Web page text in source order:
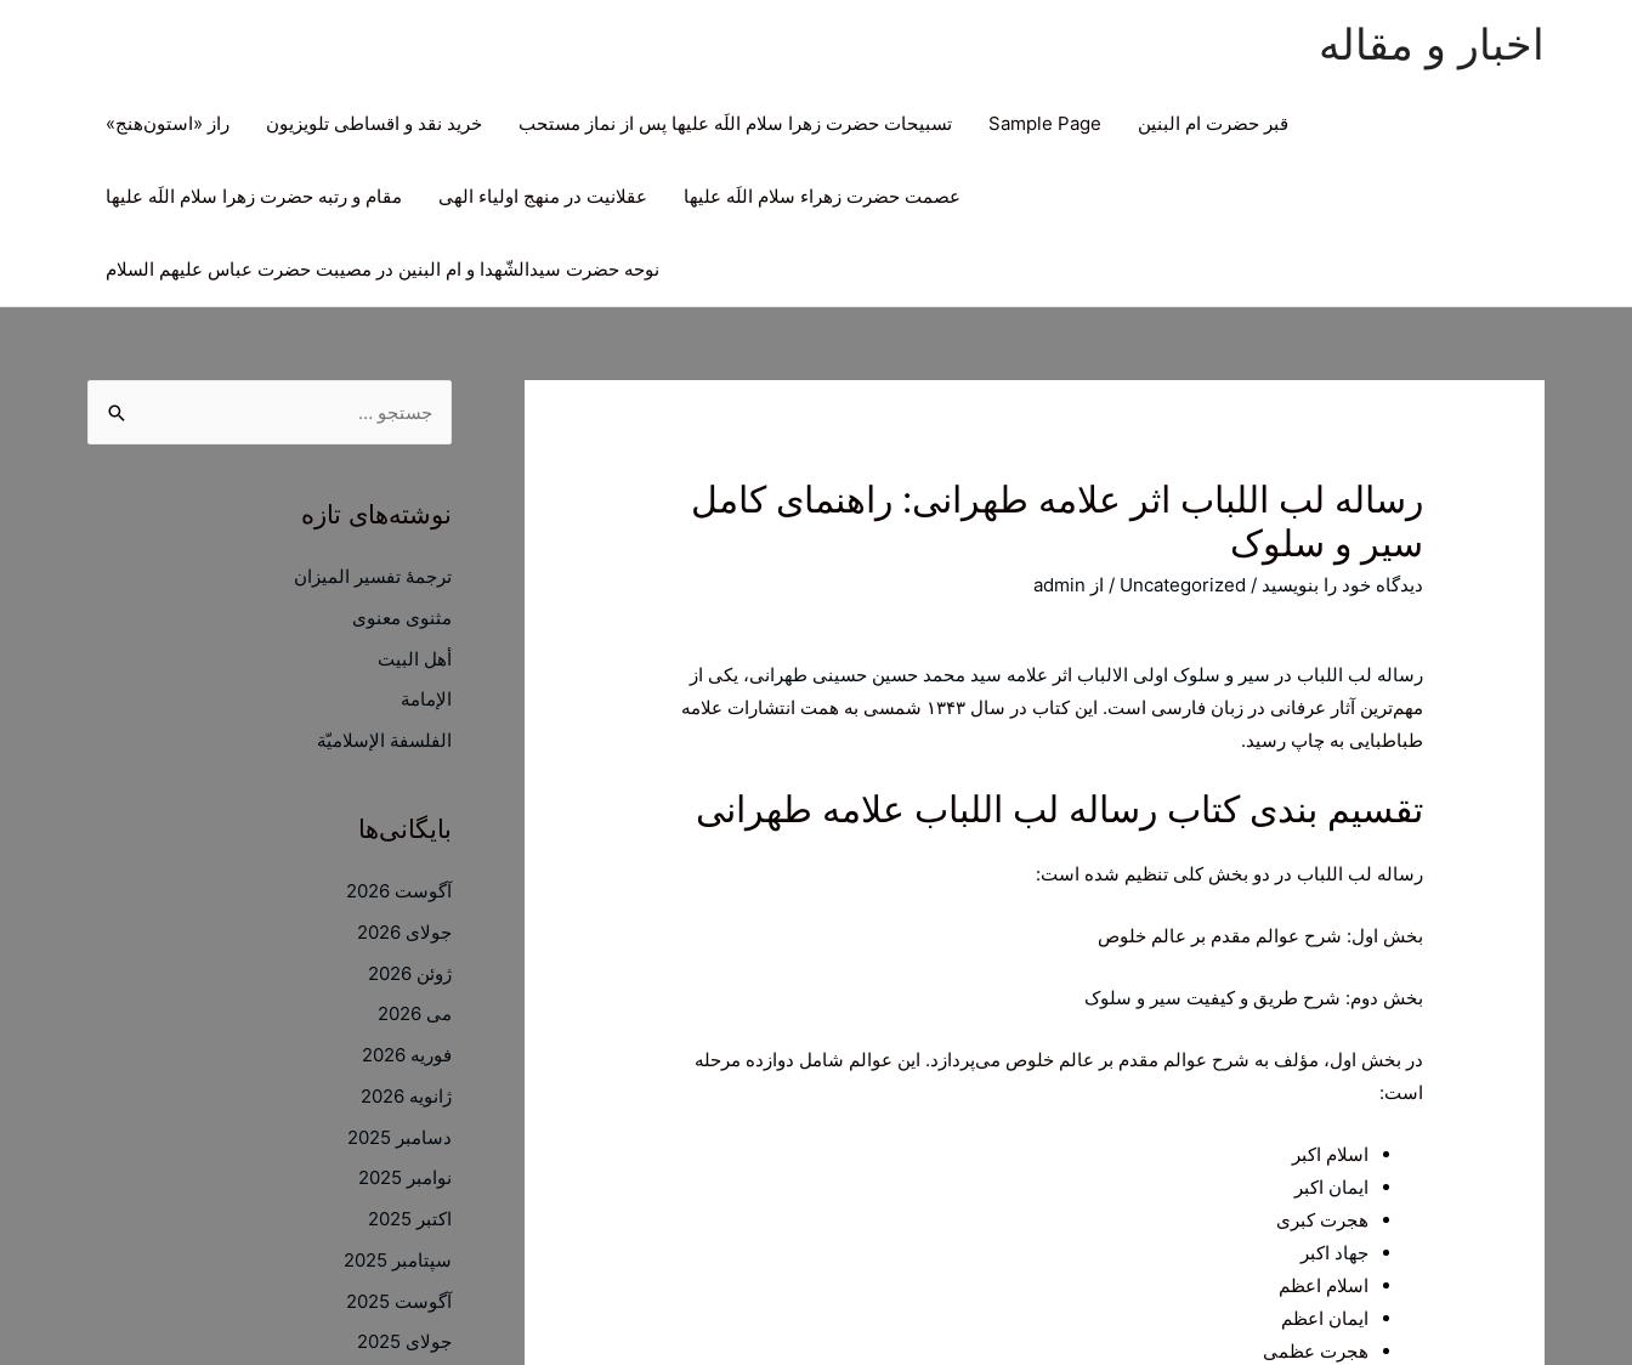
اخبار و مقاله
قبر حضرت ام البنین Sample Page تسبیحات حضرت زهرا سلام اللَه علیها پس از نماز مستحب خرید نقد و اقساطی تلویزیون راز «استون‌هنج»
عصمت حضرت زهراء سلام اللَه علیها عقلانیت در منهج اولیاء الهی مقام و رتبه حضرت زهرا سلام اللَه علیها
نوحه حضرت سیدالشّهدا و ام البنین در مصیبت حضرت عباس علیهم السلام
رساله لب اللباب اثر علامه طهرانی: راهنمای کامل
سیر و سلوک
دیدگاه‌ خود را بنویسید /
Uncategorized / از admin
رساله لب اللباب در سیر و سلوک اولی الالباب اثر علامه سید محمد حسین حسینی طهرانی، یکی از
مهم‌ترین آثار عرفانی در زبان فارسی است. این کتاب در سال ۱۳۴۳ شمسی به همت انتشارات علامه
طباطبایی به چاپ رسید.
تقسیم بندی کتاب رساله لب اللباب علامه طهرانی
رساله لب اللباب در دو بخش کلی تنظیم شده است:
بخش اول: شرح عوالم مقدم بر عالم خلوص
بخش دوم: شرح طریق و کیفیت سیر و سلوک
در بخش اول، مؤلف به شرح عوالم مقدم بر عالم خلوص می‌پردازد. این عوالم شامل دوازده مرحله
است:
اسلام اکبر
ایمان اکبر
هجرت کبری
جهاد اکبر
اسلام اعظم
ایمان اعظم
هجرت عظمی
ج
ب
ر
ا
ی
نوشته‌های تازه
ترجمۀ تفسیر المیزان
مثنوی معنوی
أهل البيت
الإمامة
الفلسفة الإسلاميّة
بایگانی‌ها
آگوست 2026
جولای 2026
ژوئن 2026
می 2026
فوریه 2026
ژانویه 2026
دسامبر 2025
نوامبر 2025
اکتبر 2025
سپتامبر 2025
آگوست 2025
جولای 2025